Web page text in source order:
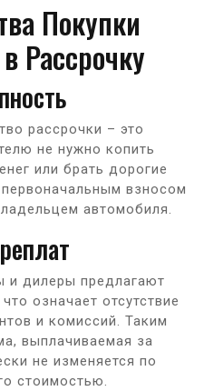
Покупки
Рассрочку
рассрочки – это
не нужно копить
или брать дорогие
взносом
автомобиля.
и дилеры предлагают
означает отсутствие
и комиссий. Таким
выплачиваемая за
не изменяется по
стоимостью.